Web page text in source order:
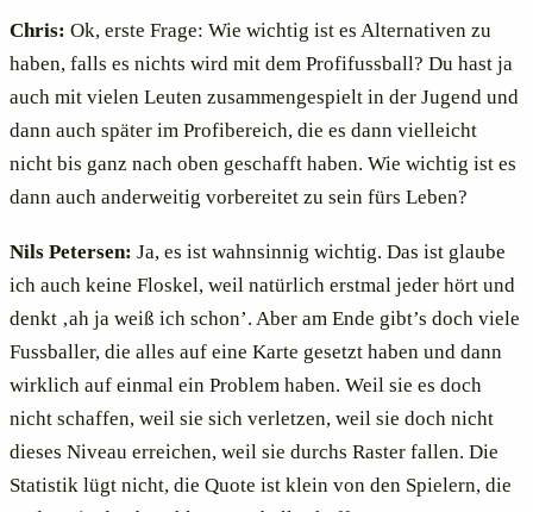
Chris: Ok, erste Frage: Wie wichtig ist es Alternativen zu
haben, falls es nichts wird mit dem Profifussball? Du hast ja
auch mit vielen Leuten zusammengespielt in der Jugend und
dann auch später im Profibereich, die es dann vielleicht
nicht bis ganz nach oben geschafft haben. Wie wichtig ist es
dann auch anderweitig vorbereitet zu sein fürs Leben?
Nils Petersen: Ja, es ist wahnsinnig wichtig. Das ist glaube
ich auch keine Floskel, weil natürlich erstmal jeder hört und
denkt ‚ah ja weiß ich schon’. Aber am Ende gibt’s doch viele
Fussballer, die alles auf eine Karte gesetzt haben und dann
wirklich auf einmal ein Problem haben. Weil sie es doch
nicht schaffen, weil sie sich verletzen, weil sie doch nicht
dieses Niveau erreichen, weil sie durchs Raster fallen. Die
Statistik lügt nicht, die Quote ist klein von den Spielern, die